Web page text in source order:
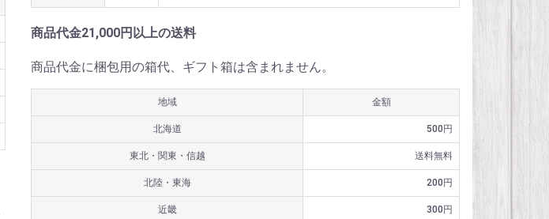
商品代金21,000円以上の送料
商品代金に梱包用の箱代、ギフト箱は含まれません。
地域 金額
北海道 500円
東北・関東・信越 送料無料
北陸・東海 200円
近畿 300円